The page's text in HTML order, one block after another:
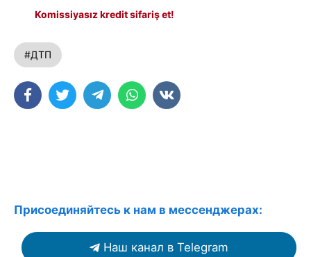
Komissiyasız kredit sifariş et!
#ДТП
Присоединяйтесь к нам в мессенджерах:
Наш канал в Telegram